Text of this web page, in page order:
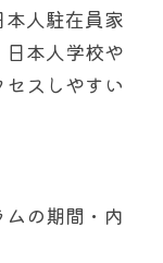
人駐在員家
本人学校や
スしやすい
の期間・内